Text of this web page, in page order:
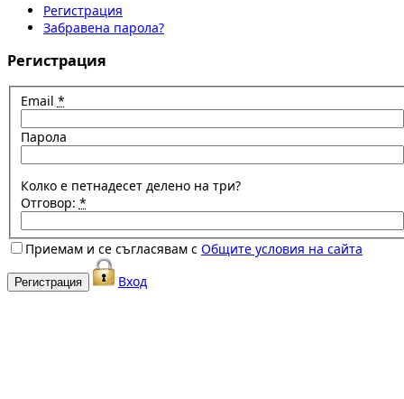
Регистрация
Забравена парола?
Регистрация
Email *
Парола
Колко е петнадесет делено на три?
Отговор: *
Приемам и се съгласявам с Общите условия на сайта
Вход